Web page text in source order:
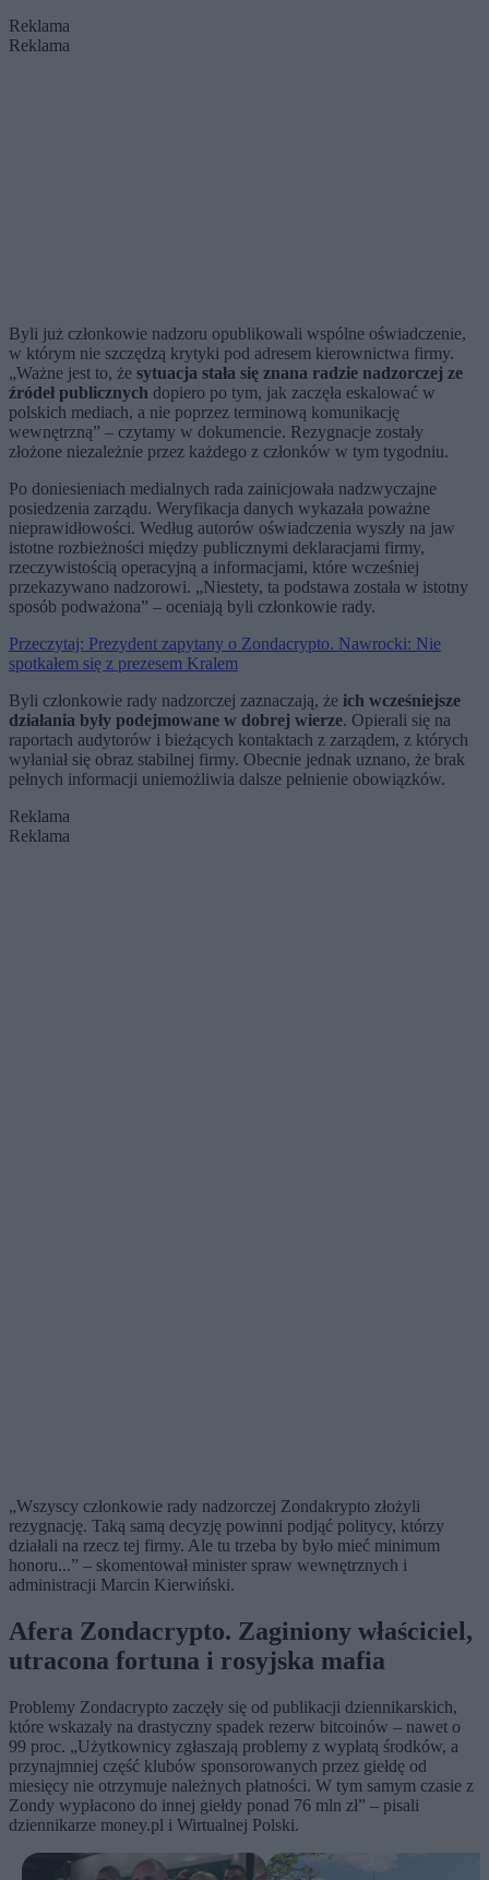
Reklama
Reklama
Byli już członkowie nadzoru opublikowali wspólne oświadczenie,
w którym nie szczędzą krytyki pod adresem kierownictwa firmy.
„Ważne jest to, że sytuacja stała się znana radzie nadzorczej ze
źródeł publicznych dopiero po tym, jak zaczęła eskalować w
polskich mediach, a nie poprzez terminową komunikację
wewnętrzną” – czytamy w dokumencie. Rezygnacje zostały
złożone niezależnie przez każdego z członków w tym tygodniu.
Po doniesieniach medialnych rada zainicjowała nadzwyczajne
posiedzenia zarządu. Weryfikacja danych wykazała poważne
nieprawidłowości. Według autorów oświadczenia wyszły na jaw
istotne rozbieżności między publicznymi deklaracjami firmy,
rzeczywistością operacyjną a informacjami, które wcześniej
przekazywano nadzorowi. „Niestety, ta podstawa została w istotny
sposób podważona” – oceniają byli członkowie rady.
Przeczytaj: Prezydent zapytany o Zondacrypto. Nawrocki: Nie
spotkałem się z prezesem Kralem
Byli członkowie rady nadzorczej zaznaczają, że ich wcześniejsze
działania były podejmowane w dobrej wierze. Opierali się na
raportach audytorów i bieżących kontaktach z zarządem, z których
wyłaniał się obraz stabilnej firmy. Obecnie jednak uznano, że brak
pełnych informacji uniemożliwia dalsze pełnienie obowiązków.
Reklama
Reklama
„Wszyscy członkowie rady nadzorczej Zondakrypto złożyli
rezygnację. Taką samą decyzję powinni podjąć politycy, którzy
działali na rzecz tej firmy. Ale tu trzeba by było mieć minimum
honoru...” – skomentował minister spraw wewnętrznych i
administracji Marcin Kierwiński.
Afera Zondacrypto. Zaginiony właściciel,
utracona fortuna i rosyjska mafia
Problemy Zondacrypto zaczęły się od publikacji dziennikarskich,
które wskazały na drastyczny spadek rezerw bitcoinów – nawet o
99 proc. „Użytkownicy zgłaszają problemy z wypłatą środków, a
przynajmniej część klubów sponsorowanych przez giełdę od
miesięcy nie otrzymuje należnych płatności. W tym samym czasie z
Zondy wypłacono do innej giełdy ponad 76 mln zł” – pisali
dziennikarze money.pl i Wirtualnej Polski.